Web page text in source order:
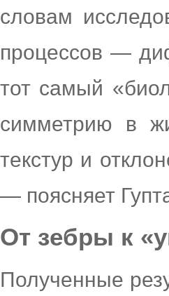
словам
процессов —
тот самый
симметрию в
текстур и
— поясняет
От зебры к
Полученные